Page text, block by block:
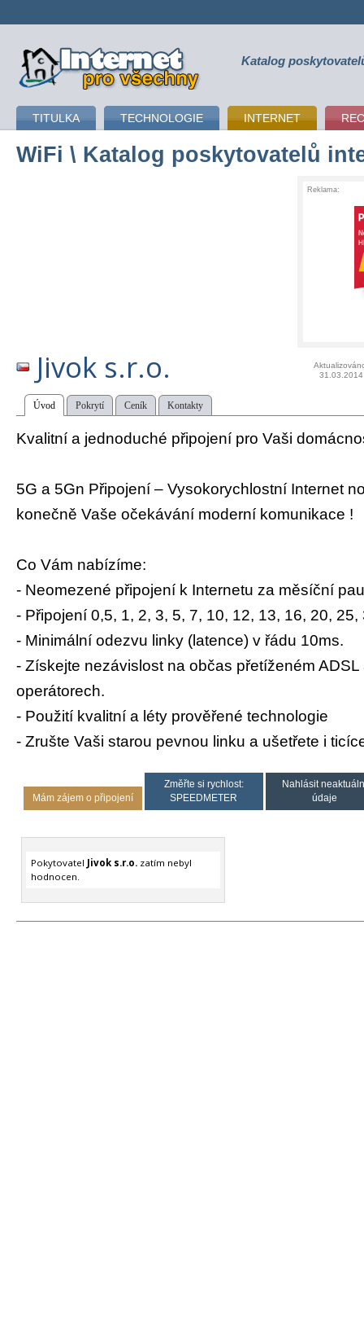
připojení k internetu Katalog
TITULKA TECHNOLOGIE INTERNET
WiFi \ Katalog poskytovatelů
Reklama:
Jivok s.r.o.
31.03.2014
Úvod Pokrytí Ceník Kontakty
Kvalitní a jednoduché připojení pro Vaši
5G a 5Gn Připojení – Vysokorychlostní Internet
konečně Vaše očekávání moderní komunikace !
Co Vám nabízíme:
- Neomezené připojení k Internetu za měsíční
- Připojení 0,5, 1, 2, 3, 5, 7, 10, 12, 13, 16, 20,
- Minimální odezvu linky (latence) v řádu 10ms.
- Získejte nezávislost na občas přetíženém
operátorech.
- Použití kvalitní a léty prověřené technologie
- Zrušte Vaši starou pevnou linku a ušetřete i
Mám zájem o připojení
Změřte si rychlost:
SPEEDMETER
Nahlásit
údaje
Pokytovatel Jivok s.r.o.zatím nebyl
hodnocen.